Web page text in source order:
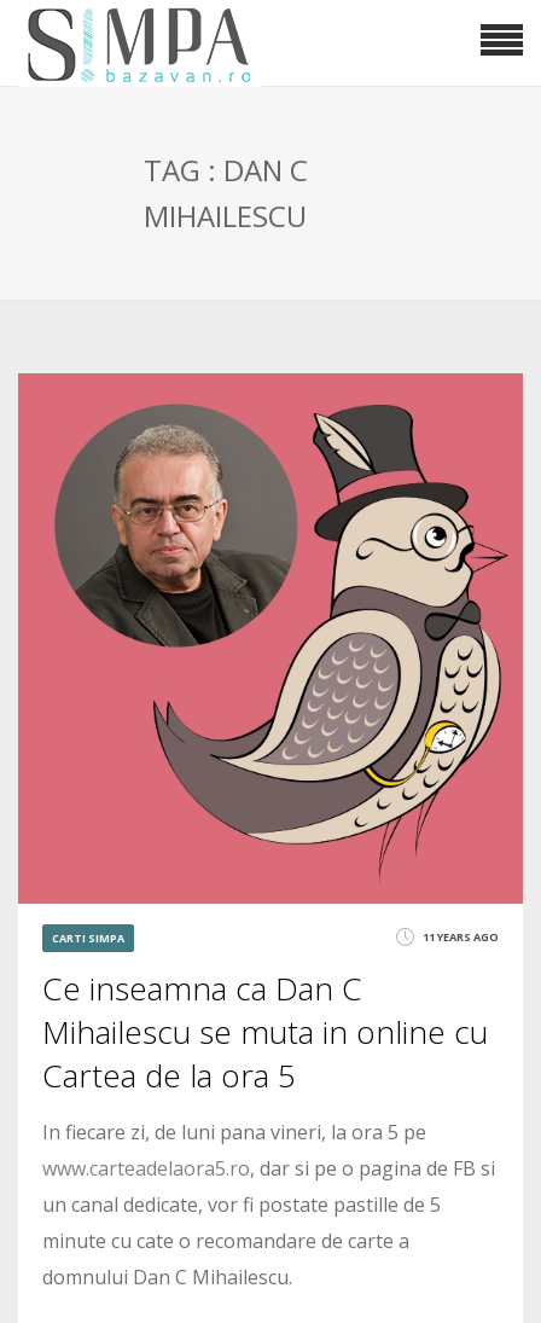
TAG : DAN C
MIHAILESCU
CARTI SIMPA 11 YEARS AGO
Ce inseamna ca Dan C
Mihailescu se muta in online cu
Cartea de la ora 5
In fiecare zi, de luni pana vineri, la ora 5 pe
www.carteadelaora5.ro, dar si pe o pagina de FB si
un canal dedicate, vor fi postate pastille de 5
minute cu cate o recomandare de carte a
domnului Dan C Mihailescu.